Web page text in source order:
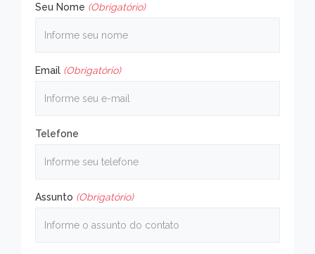
Seu Nome (Obrigatório)
Email (Obrigatório)
Telefone
Assunto (Obrigatório)